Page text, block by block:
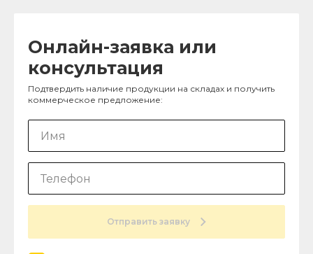
Онлайн-заявка или
консультация
Подтвердить наличие продукции на складах и получить
коммерческое предложение:
Отправить заявку